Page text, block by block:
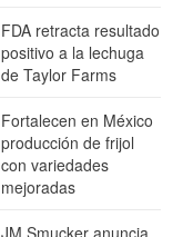
FDA retracta resultado
positivo a la lechuga
de Taylor Farms
Fortalecen en México
producción de frijol
con variedades
mejoradas
JM Smucker anuncia